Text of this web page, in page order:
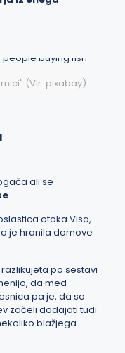
(Vir: pixabay)
ali se
otoka Visa,
je hranila domove
po sestavi
da med
pa je, da so
začeli dodajati tudi
blažjega